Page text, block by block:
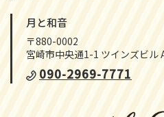
月と和音
〒880-0002
宮崎市中央通1-1 ツインズビル
090-2969-7771